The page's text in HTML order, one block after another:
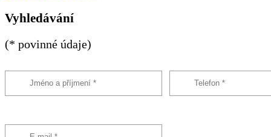
Vyhledávání
(* povinné údaje)